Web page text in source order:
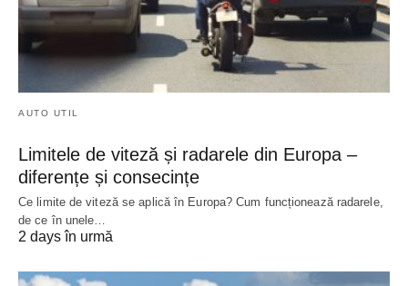
AUTO UTIL
Limitele de viteză și radarele din Europa –
diferențe și consecințe
Ce limite de viteză se aplică în Europa? Cum funcționează radarele,
de ce în unele…
2 days în urmă